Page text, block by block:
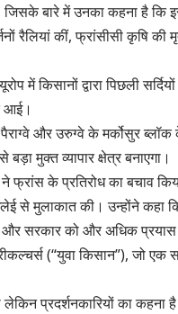
जिसके बारे में उनका कहना है
रैलियां कीं, फ्रांसीसी
में किसानों द्वारा पिछली
आई।
पैराग्वे और उरुग्वे के मर्कोसुर
मुक्त व्यापार क्षेत्र बनाएगा।
ने फ्रांस के प्रतिरोध का बचाव
से मुलाकात की। उन्होंने कहा
सरकार को और अधिक प्रयास
(“युवा किसान”), जो एक
प्रदर्शनकारियों का कहना